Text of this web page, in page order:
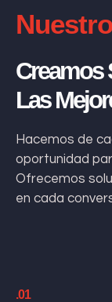
Creamos
Las
Hacemos de
oportunidad
Ofrecemos
en cada
.01